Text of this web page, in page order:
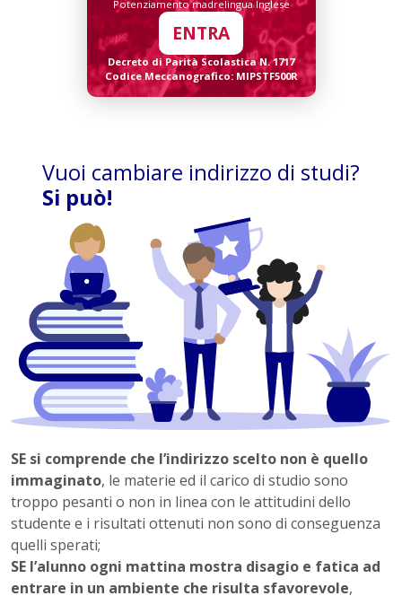
Potenziamento madrelingua Inglese
ENTRA
Decreto di Parità Scolastica N. 1717
Codice Meccanografico: MIPSTF500R
Vuoi cambiare indirizzo di studi?
Si può!
SE si comprende che l’indirizzo scelto non è quello
immaginato, le materie ed il carico di studio sono
troppo pesanti o non in linea con le attitudini dello
studente e i risultati ottenuti non sono di conseguenza
quelli sperati;
SE l’alunno ogni mattina mostra disagio e fatica ad
entrare in un ambiente che risulta sfavorevole,